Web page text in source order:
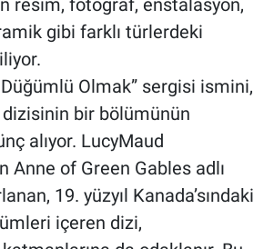
resim, fotoğraf, enstalasyon,
gibi farklı türlerdeki
Olmak” sergisi ismini,
bir bölümünün
alıyor. LucyMaud
Anne of Green Gables adlı
19. yüzyıl Kanada’sındaki
içeren dizi,